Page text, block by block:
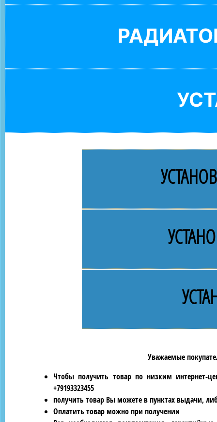
Уважаемые
Чтобы получить товар по низким интернет-
+79193323455
получить товар Вы можете в пунктах выдачи,
Оплатить товар можно при получении